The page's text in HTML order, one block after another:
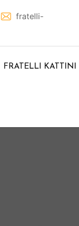
fratelli-
FRATELLI KATTINI